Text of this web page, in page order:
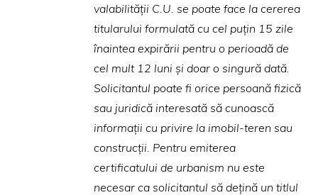
valabilităţii C.U. se poate face la cererea
titularului formulată cu cel puţin 15 zile
înaintea expirării pentru o perioadă de
cel mult 12 luni şi doar o singură dată.
Solicitantul poate fi orice persoană fizică
sau juridică interesată să cunoască
informaţii cu privire la imobil-teren sau
construcţii. Pentru emiterea
certificatului de urbanism nu este
necesar ca solicitantul să deţină un titlul